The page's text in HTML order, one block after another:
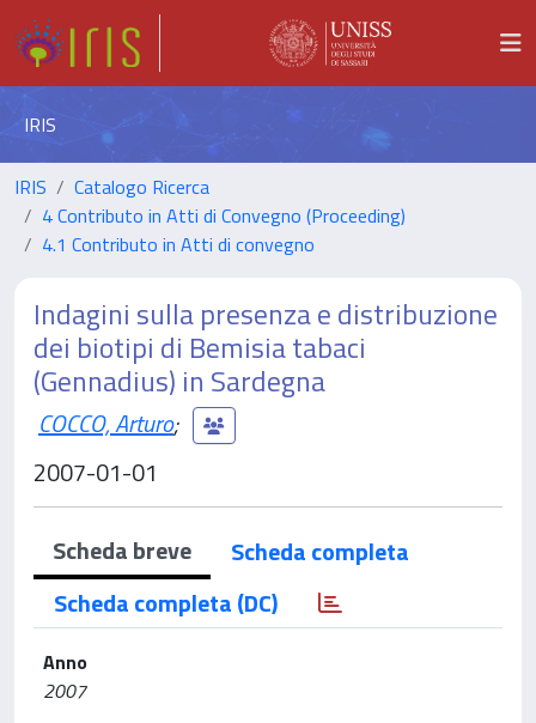
IRIS
IRIS
Catalogo Ricerca
4 Contributo in Atti di Convegno (Proceeding)
4.1 Contributo in Atti di convegno
Indagini sulla presenza e distribuzione
dei biotipi di Bemisia tabaci
(Gennadius) in Sardegna
COCCO, Arturo;
2007-01-01
Scheda breve
Scheda completa
Scheda completa (DC)
Anno
2007